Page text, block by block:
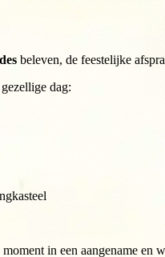
beleven, de feestelijke
dag:
in een aangename en